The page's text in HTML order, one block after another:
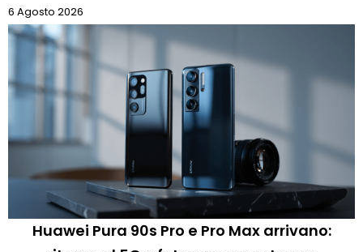
6 Agosto 2026
Huawei Pura 90s Pro e Pro Max arrivano: